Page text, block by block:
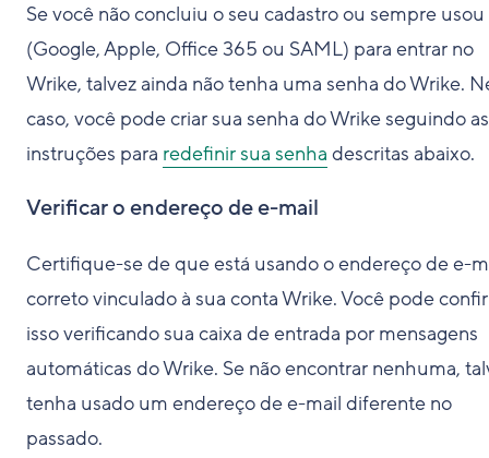
Se você não concluiu o seu cadastro ou sempre usou
(Google, Apple, Office 365 ou SAML) para entrar no
Wrike, talvez ainda não tenha uma senha do Wrike.
caso, você pode criar sua senha do Wrike seguindo as
instruções para redefinir sua senha descritas abaixo.
Verificar o endereço de e-mail
Certifique-se de que está usando o endereço de e-
correto vinculado à sua conta Wrike. Você pode
isso verificando sua caixa de entrada por mensagens
automáticas do Wrike. Se não encontrar nenhuma,
tenha usado um endereço de e-mail diferente no
passado.